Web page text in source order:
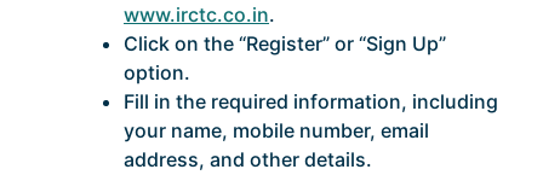
www.irctc.co.in.
Click on the “Register” or “Sign Up”
option.
Fill in the required information, including
your name, mobile number, email
address, and other details.